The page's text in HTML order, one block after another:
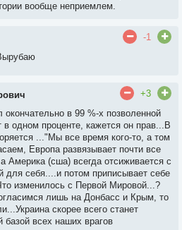
вообще неприемлем.
-1
+3
в 99 %-х позволенной
одном проценте, кажется он прав...В
..."Мы все время кого-то, а том
Европа развязывает почти все
Америка (сша) всегда отсиживается с
для себя....и потом приписывает себе
изменилось с Первой Мировой...?
лишь на Донбасс и Крым, то
скорее всего станет
базой всех наших врагов